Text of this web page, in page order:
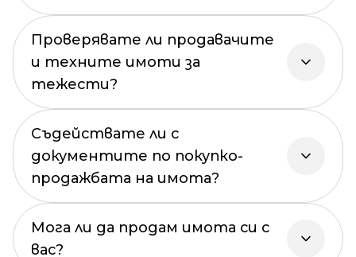
Проверявате ли продавачите
и техните имоти за
тежести?
Съдействате ли с
документите по покупко-
продажбата на имота?
Мога ли да продам имота си с
вас?